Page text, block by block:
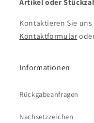
Artikel oder
Kontaktieren Sie
Kontaktformular
Informationen
Rückgabeanfragen
Nachsetzzeichen